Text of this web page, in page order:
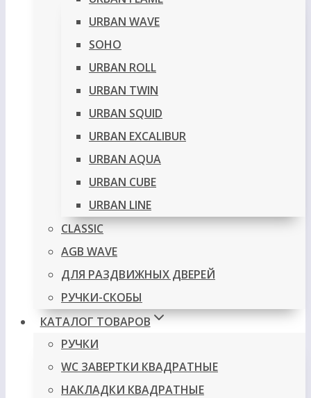
URBAN WAVE
SOHO
URBAN ROLL
URBAN TWIN
URBAN SQUID
URBAN EXCALIBUR
URBAN AQUA
URBAN CUBE
URBAN LINE
CLASSIC
AGB WAVE
ДЛЯ РАЗДВИЖНЫХ ДВЕРЕЙ
РУЧКИ-СКОБЫ
КАТАЛОГ ТОВАРОВ
РУЧКИ
WC ЗАВЕРТКИ КВАДРАТНЫЕ
НАКЛАДКИ КВАДРАТНЫЕ